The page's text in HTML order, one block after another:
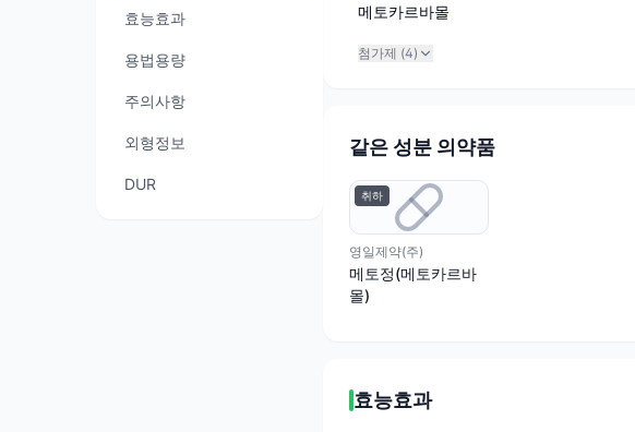
효능효과
용법용량
주의사항
외형정보
DUR
메토카르바몰
첨가제 (4)
같은 성분 의약품
취하
영일제약(주)
메토정(메토카르바
몰)
효능효과